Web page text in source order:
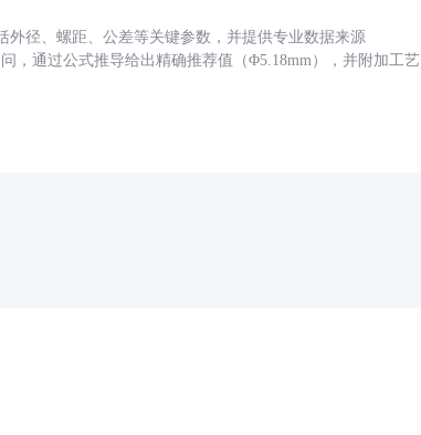
外径、螺距、公差等关键参数，并提供专业数据来源
，通过公式推导给出精确推荐值（Φ5.18mm），并附加工艺